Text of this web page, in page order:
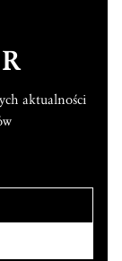
aktualności